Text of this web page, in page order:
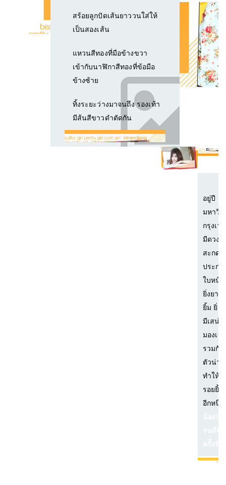
สร้อยลูกปัดเส้นยาววนใส่ให้
เป็นสองเส้น
แหวนสีทองที่มือข้างขวา
เข้ากับนาฬิกาสีทองที่ข้อมือ
ข้างซ้าย
ทิ้งระยะว่างมาจนถึง รองเท้า
มีส้นสีขาวดำตัดกัน
อยู่ปี 1
มหาวิท
กรุงเท
มีดวงต
สะกด
ประกอ
ใบหน้
ยิ่งยาม
ยิ้ม ยิ่ง
มีเสน่
มองเข้
รวมกับ
ตัวน่า
ทำให้เ
รอยยิ้ม
อีกหนึ่ง